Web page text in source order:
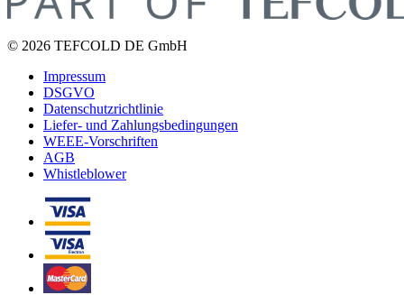
© 2026 TEFCOLD DE GmbH
Impressum
DSGVO
Datenschutzrichtlinie
Liefer- und Zahlungsbedingungen
WEEE-Vorschriften
AGB
Whistleblower